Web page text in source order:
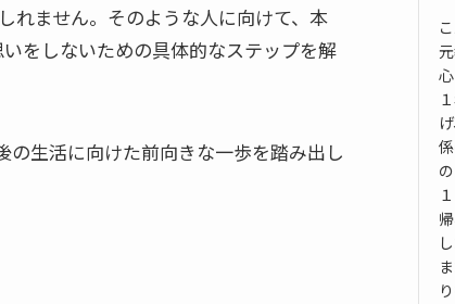
れません。そのような人に向けて、本
をしないための具体的なステップを解
生活に向けた前向きな一歩を踏み出し